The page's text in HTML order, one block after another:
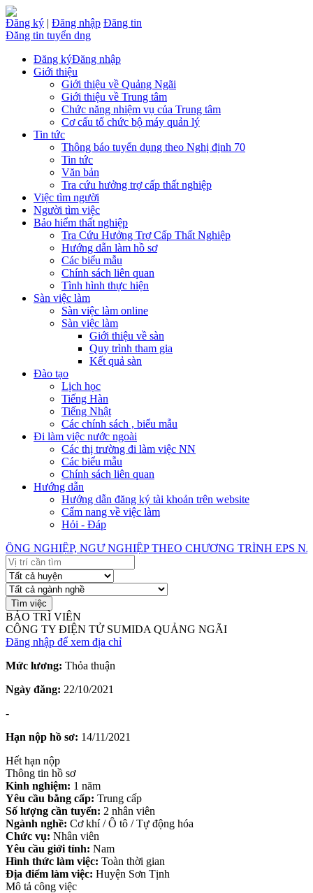
Đăng ký | Đăng nhập Đăng tin
Đăng tin tuyển dng
Đăng kýĐăng nhập
Giới thiệu
Giới thiệu về Quảng Ngãi
Giới thiệu về Trung tâm
Chức năng nhiệm vụ của Trung tâm
Cơ cấu tổ chức bộ máy quản lý
Tin tức
Thông báo tuyển dụng theo Nghị định 70
Tin tức
Văn bản
Tra cứu hưởng trợ cấp thất nghiệp
Việc tìm người
Người tìm việc
Bảo hiểm thất nghiệp
Tra Cứu Hưởng Trợ Cấp Thất Nghiệp
Hướng dẫn làm hồ sơ
Các biểu mẫu
Chính sách liên quan
Tình hình thực hiện
Sàn việc làm
Sàn việc làm online
Sàn việc làm
Giới thiệu về sàn
Quy trình tham gia
Kết quả sàn
Đào tạo
Lịch học
Tiếng Hàn
Tiếng Nhật
Các chính sách , biểu mẫu
Đi làm việc nước ngoài
Các thị trường đi làm việc NN
Các biểu mẫu
Chính sách liên quan
Hướng dẫn
Hướng dẫn đăng ký tài khoản trên website
Cẩm nang về việc làm
Hỏi - Đáp
NGHIỆP, NGƯ NGHIỆP THEO CHƯƠNG TRÌNH EPS NĂM
BẢO TRÌ VIÊN
CÔNG TY ĐIỆN TỬ SUMIDA QUẢNG NGÃI
Đăng nhập để xem địa chỉ
Mức lương: Thỏa thuận
Ngày đăng: 22/10/2021
-
Hạn nộp hồ sơ: 14/11/2021
Hết hạn nộp
Thông tin hồ sơ
Kinh nghiệm: 1 năm
Yêu cầu bằng cấp: Trung cấp
Số lượng cần tuyển: 2 nhân viên
Ngành nghề: Cơ khí / Ô tô / Tự động hóa
Chức vụ: Nhân viên
Yêu cầu giới tính: Nam
Hình thức làm việc: Toàn thời gian
Địa điểm làm việc: Huyện Sơn Tịnh
Mô tả công việc